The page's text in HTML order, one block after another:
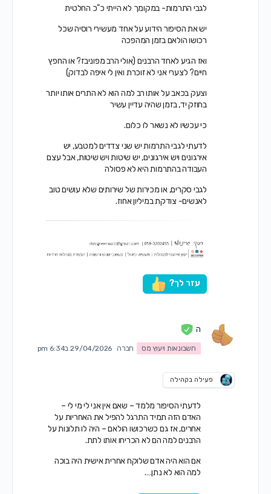
לגבי התרמות- במקומך לא הייתי כ"כ החלטית
יש את הסיפור הידוע על אחד מעשירי רוסיה שכל
רכושו הולאם בזמן המהפכה
ואז הגיע לאחד הרבנים (אולי הרב מפוניבז? או החפץ
חיים? לצערי אני לא זוכרת ואין לי איפה לבדוק)
וצעק בכאב על אותו רב למה הוא לא התרים אותו יותר
בחוזק יד, בזמן שהיה עדיין עשיר
כי עכשיו לא נשאר לו כלום.
לדעתי לגבי התרמות יש שני צדדים למטבע, יש
אירגונים ויש אירגונים, יש שיטות ויש שיטות, אבל עצם
העבודה בהתרמות היא לא פסולה
לגבי סקרים, או מכירות של שירותים שלא עושים טוב
לאנשים- צודקת במיליון אחוז.
עזר לך?
ה
חשבונאות ויעוץ מס חברה 29/04/2026 ב6:34 pm
פעילה בקהילה
לדעתי הסיפור מלמד – שאם אין אני לי מי לי –
האדם הזה תמיד התרגל להפיל את האחריות על
אחרים, אז גם כשרכושו הולאם – היה לו תלונות על
הרבנים למה הם לא הכריחו אותו לתת.
אם הוא היה אדם שלוקח אחרית אישית היה בוכה
למה הוא לא נתן….